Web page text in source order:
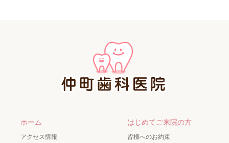
ホーム
アクセス情報
はじめてご来院の方
皆様へのお約束